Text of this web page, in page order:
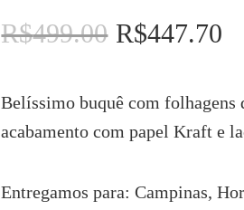
R$499.00 O
era:
R$499.00.
R$447.70
é:
Belíssimo buquê com folhagens
acabamento com papel Kraft e
Entregamos para: Campinas,